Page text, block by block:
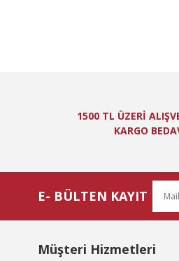
1500 TL ÜZERİ
KARGO
E- BÜLTEN KAYIT
Müşteri Hizmetleri